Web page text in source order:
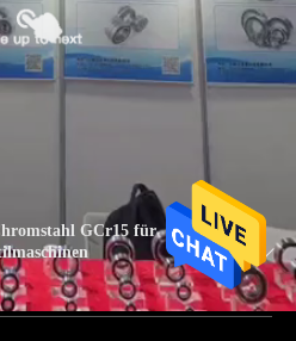
GCr15 für